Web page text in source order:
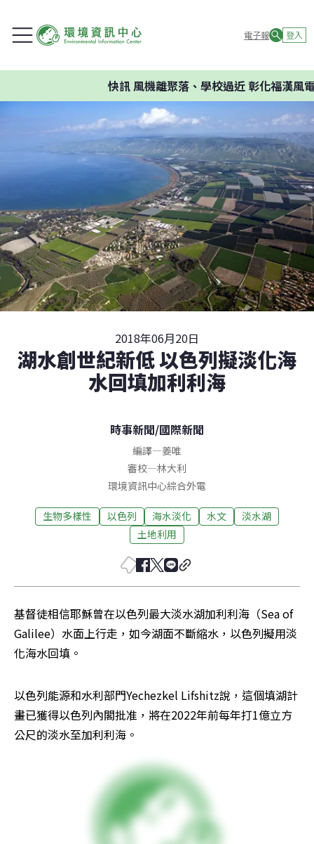
電子報 登入
快訊風機離聚落、學校過近 彰化福漢風電
2018年06月20日
湖水創世紀新低 以色列擬淡化海
水回填加利利海
時事新聞/國際新聞
編譯—姜唯
審校—林大利
環境資訊中心綜合外電
生物多樣性 以色列 海水淡化 水文
淡水湖
土地利用
基督徒相信耶穌曾在以色列最大淡水湖加利利海（Sea of
Galilee）水面上行走，如今湖面不斷縮水，以色列擬用淡
化海水回填。
以色列能源和水利部門Yechezkel Lifshitz說，這個填湖計
畫已獲得以色列內閣批准，將在2022年前每年打1億立方
公尺的淡水至加利利海。